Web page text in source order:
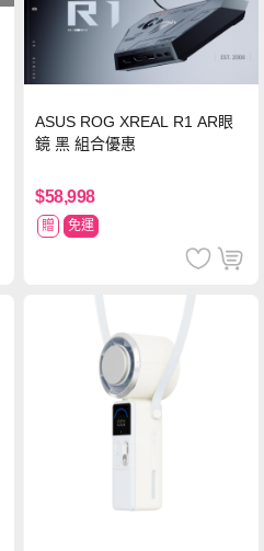
ASUS ROG XREAL R1 AR眼
鏡 黑 組合優惠
$58,998
贈 免運